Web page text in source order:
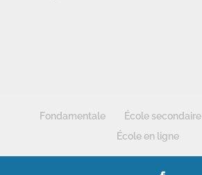
Fondamentale École secondaire
École en ligne